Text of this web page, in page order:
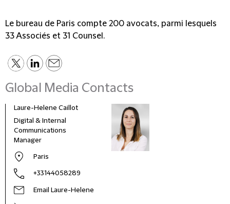
Le bureau de Paris compte 200 avocats, parmi lesquels
33 Associés et 31 Counsel.
Global Media Contacts
Laure-Helene Caillot
Digital & Internal
Communications
Manager
Paris
+33144058289
Email Laure-Helene